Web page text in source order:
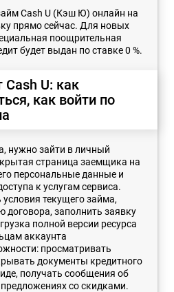
Cash U (Кэш Ю) онлайн на
прямо сейчас. Для новых
поощрительная
будет выдан по ставке 0 %.
U: как
как войти по
нужно зайти в личный
страница заемщика на
персональные данные и
к услугам сервиса.
текущего займа,
заполнить заявку
полной версии ресурса
аккаунта
просматривать
документы кредитного
получать сообщения об
со скидками.